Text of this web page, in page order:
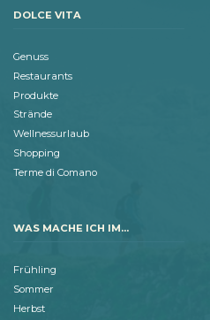
DOLCE VITA
Genuss
Restaurants
Produkte
Strände
Wellnessurlaub
Shopping
Terme di Comano
WAS MACHE ICH IM...
Frühling
Sommer
Herbst